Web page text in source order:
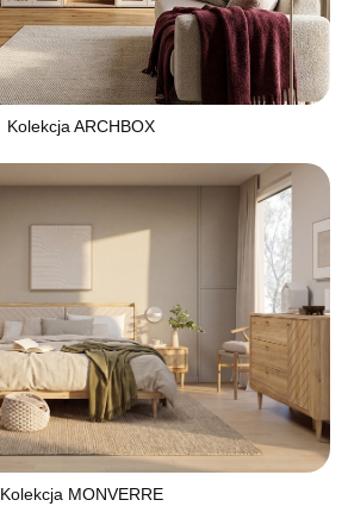
Kolekcja ARCHBOX
Kolekcja MONVERRE